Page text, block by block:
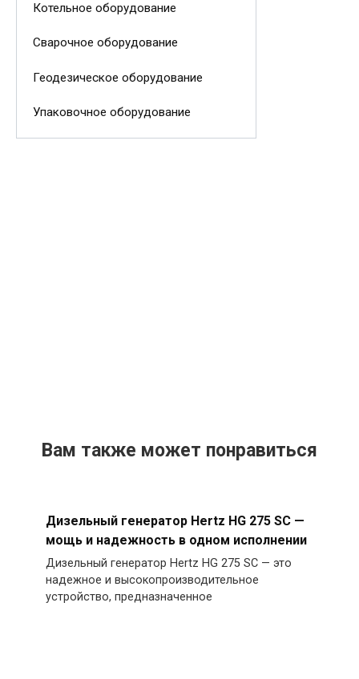
Котельное оборудование
Сварочное оборудование
Геодезическое оборудование
Упаковочное оборудование
Вам также может понравиться
Дизельный генератор Hertz HG 275 SC —
мощь и надежность в одном исполнении
Дизельный генератор Hertz HG 275 SC — это
надежное и высокопроизводительное
устройство, предназначенное